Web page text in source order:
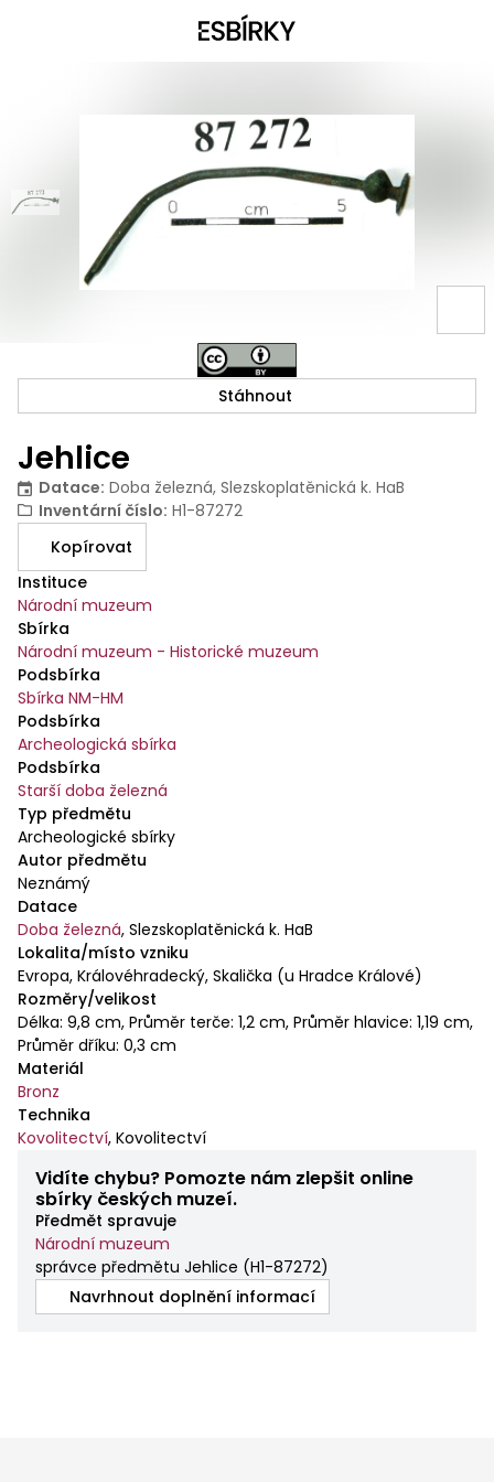
Jehlice
Datace: Doba železná, Slezskoplatěnická k. HaB
Inventární číslo: H1-87272
Kopírovat
Instituce
Národní muzeum
Sbírka
Národní muzeum - Historické muzeum
Podsbírka
Sbírka NM-HM
Podsbírka
Archeologická sbírka
Podsbírka
Starší doba železná
Typ předmětu
Archeologické sbírky
Autor předmětu
Neznámý
Datace
Doba železná, Slezskoplatěnická k. HaB
Lokalita/místo vzniku
Evropa, Královéhradecký, Skalička (u Hradce Králové)
Rozměry/velikost
Délka: 9,8 cm, Průměr terče: 1,2 cm, Průměr hlavice: 1,19 cm,
Průměr dříku: 0,3 cm
Materiál
Bronz
Technika
Kovolitectví, Kovolitectví
Vidíte chybu? Pomozte nám zlepšit online
sbírky českých muzeí.
Předmět spravuje
Národní muzeum
správce předmětu Jehlice (H1-87272)
Navrhnout doplnění informací
Stáhnout